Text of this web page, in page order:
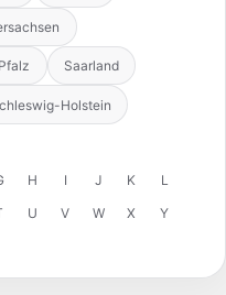
Saarland
Holstein
H I J K
L
U V W X
Y